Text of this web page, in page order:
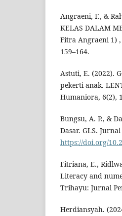
Angraeni, F., &
KELAS DALAM
Fitra Angraeni 1)
159–164.
Astuti, E. (2022).
pekerti anak.
Humaniora, 6(2),
Bungsu, A. P., &
Dasar. GLS.
https://doi.org/
Fitriana, E.,
Literacy and
Trihayu: Jurnal
Herdiansyah.